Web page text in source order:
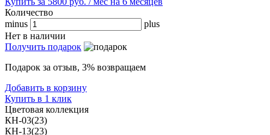
Количество
minus
plus
Нет в наличии
Получить подарок
Подарок за отзыв, 3% возвращаем
Добавить в корзину
Купить в 1 клик
Цветовая коллекция
КН-03(23)
КН-13(23)